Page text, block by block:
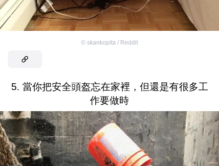
© skankopita / Reddit
5. 當你把安全頭盔忘在家裡，但還是有很多工
作要做時